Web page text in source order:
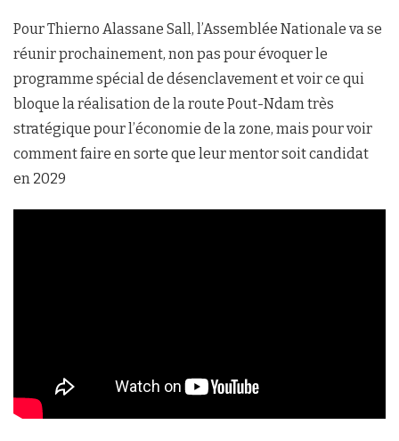
Pour Thierno Alassane Sall, l’Assemblée Nationale va se
réunir prochainement, non pas pour évoquer le
programme spécial de désenclavement et voir ce qui
bloque la réalisation de la route Pout-Ndam très
stratégique pour l’économie de la zone, mais pour voir
comment faire en sorte que leur mentor soit candidat
en 2029